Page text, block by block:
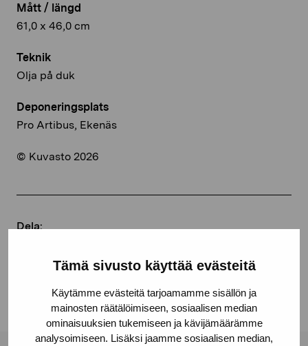
Tämä sivusto käyttää evästeitä
Käytämme evästeitä tarjoamamme sisällön ja
mainosten räätälöimiseen, sosiaalisen median
ominaisuuksien tukemiseen ja kävijämäärämme
analysoimiseen. Lisäksi jaamme sosiaalisen median,
Mått / längd
61,0 x 46,0 cm
Teknik
Olja på duk
Deponeringsplats
Pro Artibus, Ekenäs
© Kuvasto 2026
Dela:
Linkedin